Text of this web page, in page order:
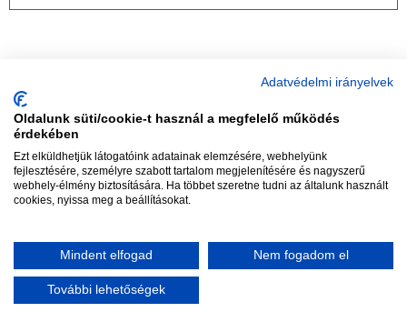
Szerkesztőség:szerk@vadhajtasok.hu
Modi:moderator@vadhajtasok.hu
AdatvédelemImpresszumSzerzői jogok
2018 Vadhajtások.hu
Adatvédelmi irányelvek
Oldalunk süti/cookie-t használ a megfelelő működés
érdekében
Ezt elküldhetjük látogatóink adatainak elemzésére, webhelyünk
fejlesztésére, személyre szabott tartalom megjelenítésére és nagyszerű
webhely-élmény biztosítására. Ha többet szeretne tudni az általunk használt
cookies, nyissa meg a beállításokat.
Mindent elfogad Nem fogadom el
További lehetőségek